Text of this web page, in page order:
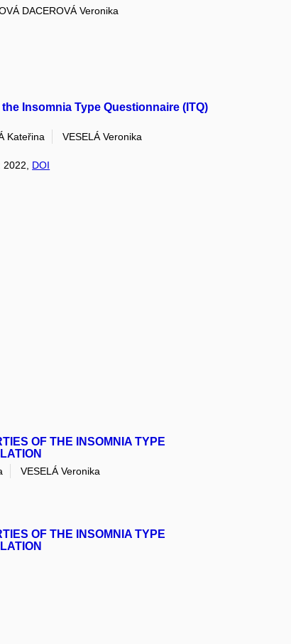
DACEROVÁ Veronika
Insomnia Type Questionnaire (ITQ)
Kateřina
VESELÁ Veronika
2022, DOI
OF THE INSOMNIA TYPE
VESELÁ Veronika
OF THE INSOMNIA TYPE